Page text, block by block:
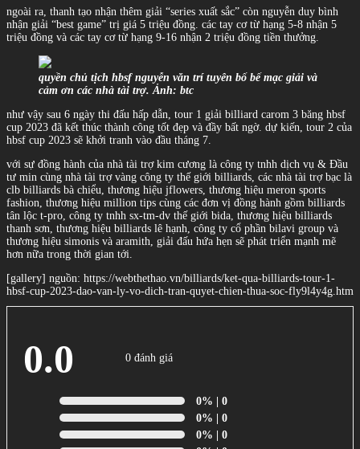
ngoài ra, thanh tạo nhận thêm giải “series xuất sắc” còn nguyễn duy bình
nhận giải “best game” trị giá 5 triệu đồng. các tay cơ từ hạng 5-8 nhận 5
triệu đồng và các tay cơ từ hạng 9-16 nhận 2 triệu đồng tiền thưởng.
quyền chủ tịch hbsf nguyễn văn trí tuyên bố bế mạc giải và
cảm ơn các nhà tài trợ. Ảnh: btc
như vậy sau 6 ngày thi đấu hấp dẫn, tour 1 giải billiard carom 3 băng hbsf
cup 2023 đã kết thúc thành công tốt đẹp và đầy bất ngờ. dự kiến, tour 2 của
hbsf cup 2023 sẽ khởi tranh vào đầu tháng 7.
với sự đồng hành của nhà tài trợ kim cương là công ty tnhh dịch vụ & Đầu
tư min cùng nhà tài trợ vàng công ty thế giới billiards, các nhà tài trợ bạc là
clb billiards bà chiểu, thương hiệu jflowers, thương hiệu meron sports
fashion, thương hiệu million tips cùng các đơn vị đồng hành gồm billiards
tân lộc t-pro, công ty tnhh sx-tm-dv thế giới bida, thương hiệu billiards
thanh sơn, thương hiệu billiards lê hạnh, công ty cổ phần bilavi group và
thương hiệu simonis và aramith, giải đấu hứa hẹn sẽ phát triển mạnh mẽ
hơn nữa trong thời gian tới.
[gallery] nguồn: https://webthethao.vn/billiards/ket-qua-billiards-tour-1-
hbsf-cup-2023-dao-van-ly-vo-dich-tran-quyet-chien-thua-soc-fly9l4y4g.htm
0.0 0 đánh giá
0% | 0
0% | 0
0% | 0